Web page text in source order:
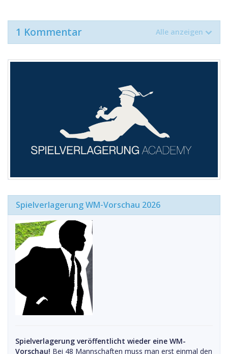
1 Kommentar Alle anzeigen
Spielverlagerung WM-Vorschau 2026
Spielverlagerung veröffentlicht wieder eine WM-
Vorschau! Bei 48 Mannschaften muss man erst einmal den